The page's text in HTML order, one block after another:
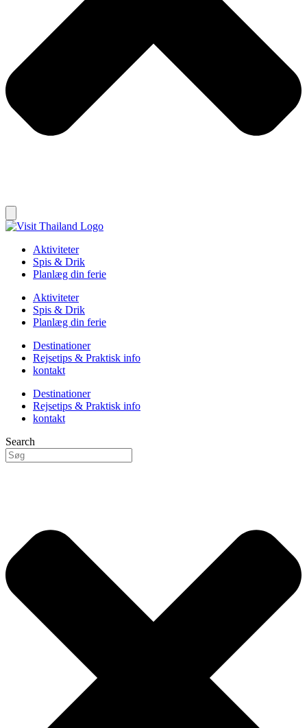
Aktiviteter
Spis & Drik
Planlæg din ferie
Aktiviteter
Spis & Drik
Planlæg din ferie
Destinationer
Rejsetips & Praktisk info
kontakt
Destinationer
Rejsetips & Praktisk info
kontakt
Search